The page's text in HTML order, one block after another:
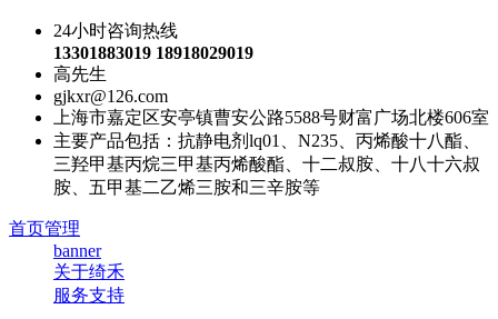
24小时咨询热线
13301883019 18918029019
高先生
gjkxr@126.com
上海市嘉定区安亭镇曹安公路5588号财富广场北楼606室
主要产品包括：抗静电剂lq01、N235、丙烯酸十八酯、
三羟甲基丙烷三甲基丙烯酸酯、十二叔胺、十八十六叔
胺、五甲基二乙烯三胺和三辛胺等
首页管理
banner
关于绮禾
服务支持